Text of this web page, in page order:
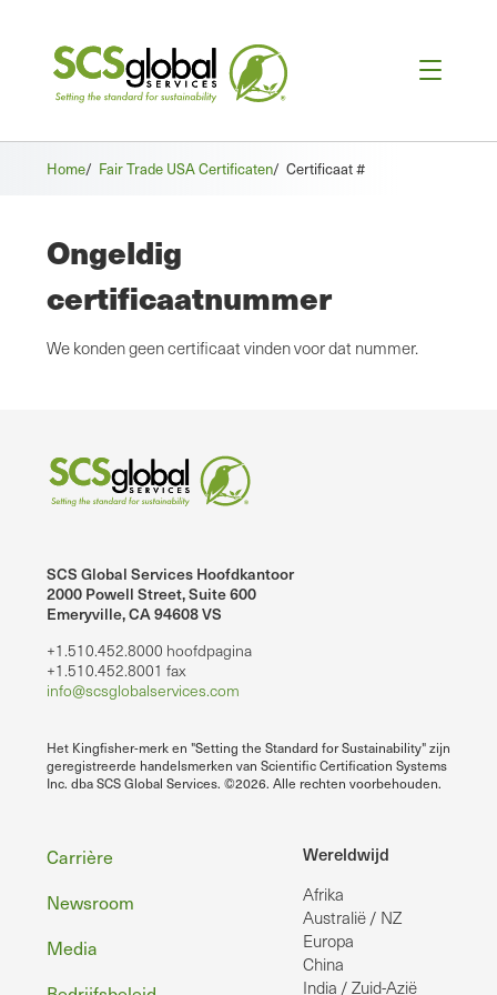
Home/ Fair Trade USA Certificaten/ Certificaat #
Ongeldig
certificaatnummer
We konden geen certificaat vinden voor dat nummer.
SCS Global Services Hoofdkantoor
2000 Powell Street, Suite 600
Emeryville, CA 94608 VS
+1.510.452.8000 hoofdpagina
+1.510.452.8001 fax
info@scsglobalservices.com
Het Kingfisher-merk en "Setting the Standard for Sustainability" zijn
geregistreerde handelsmerken van Scientific Certification Systems
Inc. dba SCS Global Services. ©2026. Alle rechten voorbehouden.
Wereldwijd
Afrika
Australië / NZ
Europa
China
India / Zuid-Azië
Voettekst
Carrière
Newsroom
Media